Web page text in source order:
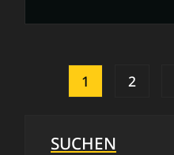
Posts
1 2
SUCHEN